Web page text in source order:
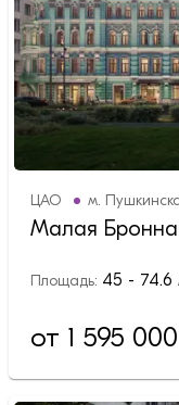
ЦАО м.
Малая
Площадь: 45 - 74.6
от 1 595 000